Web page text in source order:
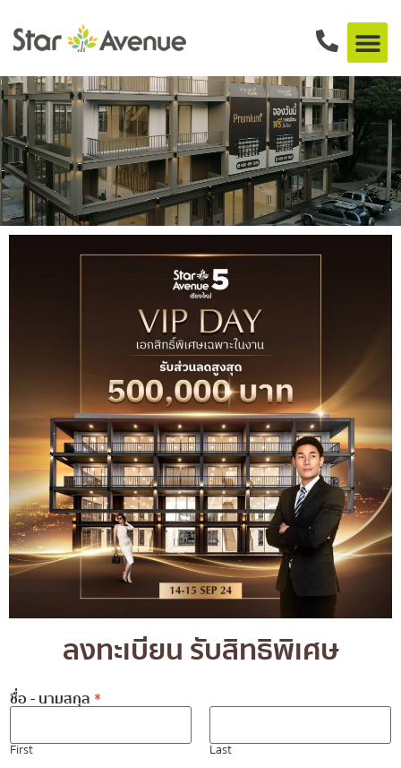
ลงทะเบียน รับสิทธิพิเศษ
ชื่อ - นามสกุล *
First Last